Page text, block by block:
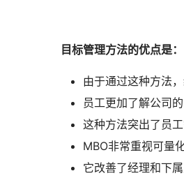
目标管理方法的优点是：
由于通过这种方法
员工更加了解公司
这种方法突出了员
MBO非常重视可量
它改善了经理和下属